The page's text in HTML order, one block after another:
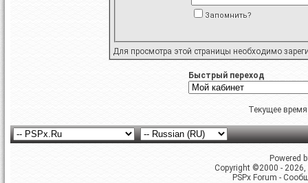
Запомнить?
Для просмотра этой страницы необходимо
Быстрый переход
Текущее
Powered
Copyright ©2000 -
PSPx Forum -